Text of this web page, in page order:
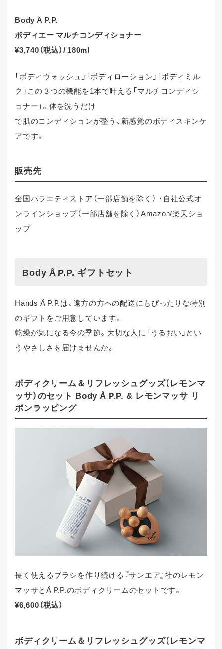
Body Å P.P.
ボディエー マルチコンディショナー
¥3,740（税込）/ 180ml
「ボディウォッシュ」「ボディローション」「ボディミル
ク」この３つの機能を1本で叶える「マルチコンディシ
ョナー」。体を洗うだけ
で肌のコンディションが整う、新感覚のボディスキンケ
アです。
販売先
全国バラエティストア（⼀部店舗を除く） ・自社公式オ
ンラインショップ（⼀部店舗を除く）Amazon/楽天ショ
ップ
Body Å P.P. ギフトセット
Hands Å P.P.は、遠方の方への配送にもぴったりな特別
のギフトをご用意しています。
乾燥が気になる今の季節。大切な人に「うるおい」とい
うやさしさを届けませんか。
ボディクリーム＆リフレッシュグッズ（レモンマ
ッサ）のセット Body Å P.P. & レモンマッサ リ
ボンラッピング
長く使えるブラシを作り続ける『サンエア』社のレモン
マッサとÅ P.P.のボディクリームのセットです。
¥6,600（税込）
ボディクリーム＆リフレッシュグッズ（レモンマ